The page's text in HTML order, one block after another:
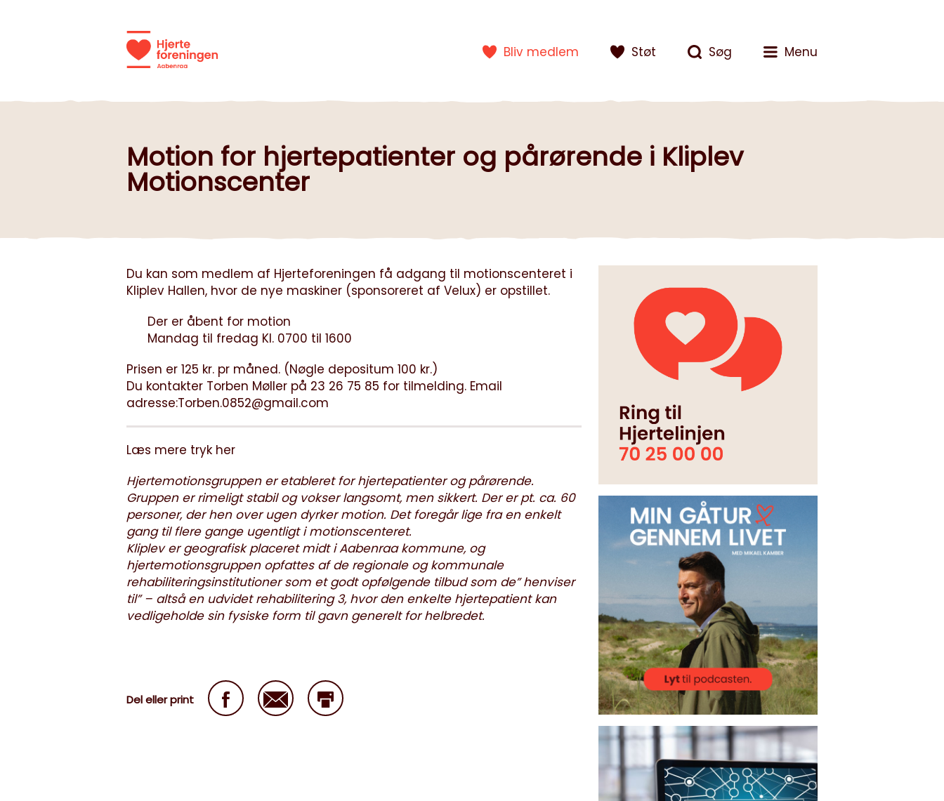
Bliv medlem Støt Søg Menu
Motion for hjertepatienter og pårørende i Kliplev
Motionscenter
Du kan som medlem af Hjerteforeningen få adgang til motionscenteret i
Kliplev Hallen, hvor de nye maskiner (sponsoreret af Velux) er opstillet.
Der er åbent for motion
Mandag til fredag Kl. 0700 til 1600
Prisen er 125 kr. pr måned. (Nøgle depositum 100 kr.)
Du kontakter Torben Møller på 23 26 75 85 for tilmelding. Email
adresse:Torben.0852@gmail.com
Læs mere tryk her
Hjertemotionsgruppen er etableret for hjertepatienter og pårørende.
Gruppen er rimeligt stabil og vokser langsomt, men sikkert. Der er pt. ca. 60
personer, der hen over ugen dyrker motion. Det foregår lige fra en enkelt
gang til flere gange ugentligt i motionscenteret.
Kliplev er geografisk placeret midt i Aabenraa kommune, og
hjertemotionsgruppen opfattes af de regionale og kommunale
rehabiliteringsinstitutioner som et godt opfølgende tilbud som de” henviser
til” – altså en udvidet rehabilitering 3, hvor den enkelte hjertepatient kan
vedligeholde sin fysiske form til gavn generelt for helbredet.
Del eller print